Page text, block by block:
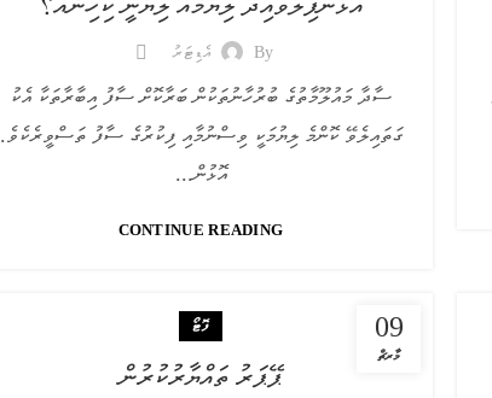
By އެޑިޓަރު
ސާދާ މައުލޫމާތުގެ ބުރުހާނުތަކުން ބަރާކޮށް ސާފު އިބާރާތަކާ އެކު
ގަތައިލެވޭ ކޮންމެ ލިޔުމަކީ ވިސްނުމާއި ފިކުރުގެ ސާފު ތަސްވީރެކެވެ.
އޮޅުން...
CONTINUE READING
09
މާރޗް
ފޮޓޯ
ޕޭޕަރު ތައްޔާރުކުރުން